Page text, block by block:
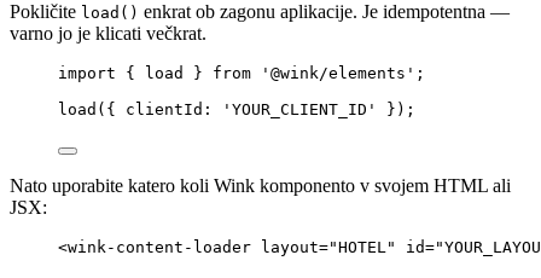
Pokličite load() enkrat ob zagonu aplikacije. Je idempotentna —
varno jo je klicati večkrat.
import { load } from ' @wink/elements ' ;
load ({ clientId: ' YOUR_CLIENT_ID ' });
Nato uporabite katero koli Wink komponento v svojem HTML ali
JSX:
<wink-content-loader layout="HOTEL" id="